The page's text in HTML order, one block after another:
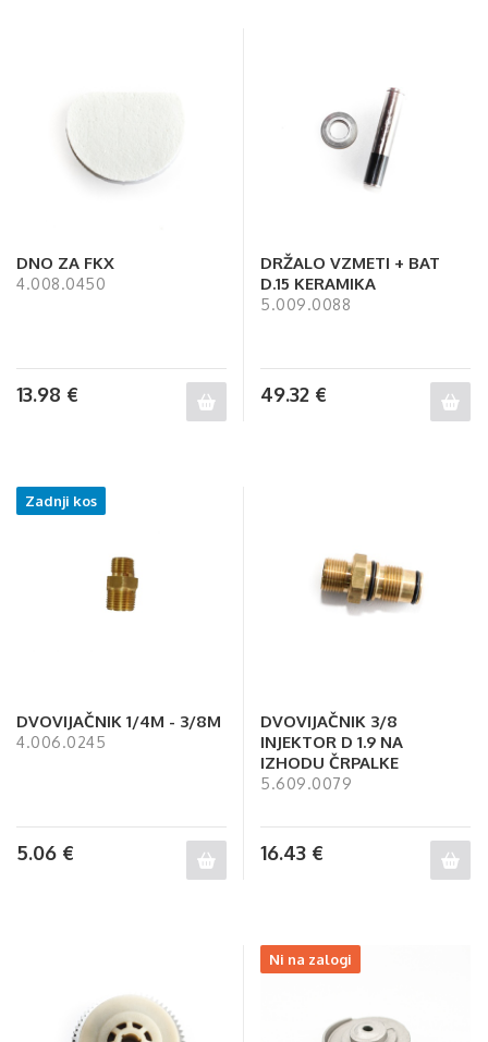
DNO ZA FKX
4.008.0450
13.98 €
DRŽALO VZMETI + BAT
D.15 KERAMIKA
5.009.0088
49.32 €
Zadnji kos
DVOVIJAČNIK 1/4M - 3/8M
4.006.0245
5.06 €
DVOVIJAČNIK 3/8
INJEKTOR D 1.9 NA
IZHODU ČRPALKE
5.609.0079
16.43 €
Ni na zalogi